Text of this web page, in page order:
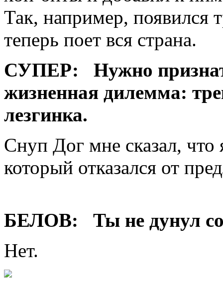
Так, например, появился
теперь поет вся страна.
СУПЕР:
Нужно
жизненная дилемма:
лезгинка.
Снуп Дог мне сказал, что
который отказался от
БЕЛОВ: Ты не дунул
Нет.